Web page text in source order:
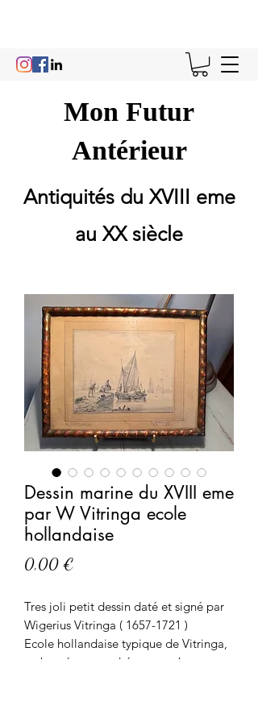
Mon Futur
Antérieur
Antiquités du XVIII eme
au XX siècle
Dessin marine du XVIII eme
par W Vitringa ecole
hollandaise
0,00 €
Tres joli petit dessin daté et signé par
Wigerius Vitringa ( 1657-1721 )
Ecole hollandaise typique de Vitringa,
en bon état encadré par une baguette